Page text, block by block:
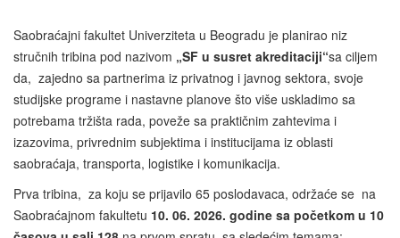
Saobraćajni fakultet Univerziteta u Beogradu je planirao niz
stručnih tribina pod nazivom „SF u susret akreditaciji“sa ciljem
da, zajedno sa partnerima iz privatnog i javnog sektora, svoje
studijske programe i nastavne planove što više uskladimo sa
potrebama tržišta rada, poveže sa praktičnim zahtevima i
izazovima, privrednim subjektima i institucijama iz oblasti
saobraćaja, transporta, logistike i komunikacija.
Prva tribina, za koju se prijavilo 65 poslodavaca, održaće se na
Saobraćajnom fakultetu 10. 06. 2026. godine sa početkom u 10